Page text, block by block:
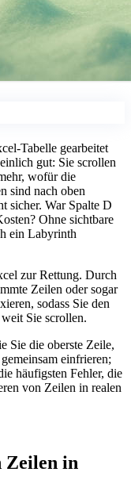
Tabelle gearbeitet
gut: Sie scrollen
wofür die
sind nach oben
sicher. War Spalte D
Ohne sichtbare
ein Labyrinth
zur Rettung. Durch
Zeilen oder sogar
sodass Sie den
Sie scrollen.
Sie die oberste Zeile,
einfrieren;
häufigsten Fehler, die
von Zeilen in realen
Zeilen in